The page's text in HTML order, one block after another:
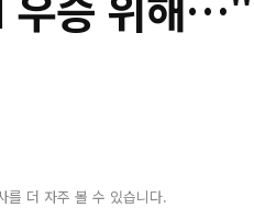
를 더 자주 볼 수 있습니다.